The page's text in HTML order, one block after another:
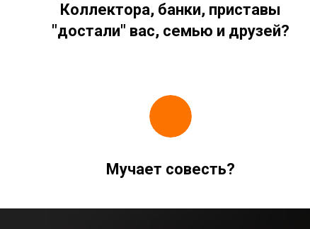
Коллектора, банки, приставы
"достали" вас, семью и друзей?
Мучает совесть?